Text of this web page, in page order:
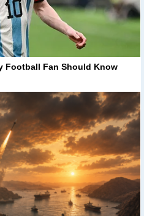
Football Fan Should Know